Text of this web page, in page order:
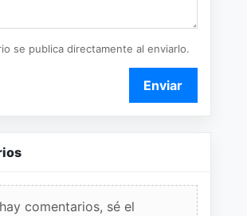
se publica directamente al enviarlo.
Enviar
comentarios, sé el